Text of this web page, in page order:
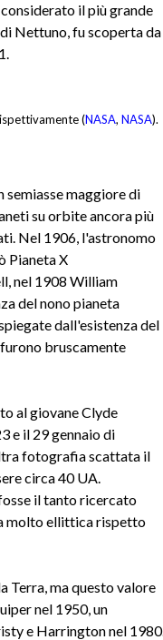
il più grande
Nettuno, fu scoperta da
(NASA,NASA).
semiasse maggiore di
su orbite ancora più
Nel 1906, l'astronomo
Pianeta X
nel 1908 William
del nono pianeta
dall'esistenza del
bruscamente
al giovane Clyde
e il 29 gennaio di
fotografia scattata il
circa 40 UA.
il tanto ricercato
molto ellittica rispetto
Terra, ma questo valore
nel 1950, un
e Harrington nel